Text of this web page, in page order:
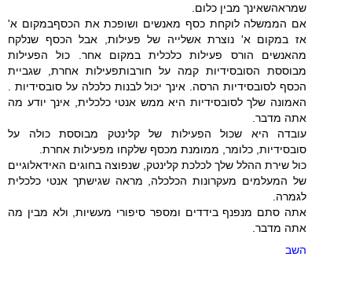
שמראהשאינך מבין כלום.
אם הממשלה לוקחת כסף מאנשים ושופכת את הכסףבמקום א'
אז במקום א' נוצרת אשלייה של פעילות, אבל הכסף שנלקח
מהאנשים הורס פעילות כלכלית במקום אחר. כול הפעילות
מבוססת הסובסידיות קמה על חורבותפעילות אחרת, שגביית
הכסף לסובסידיות הרסה. אינך יכול לבנות כלכלה על סובסידיות .
האמונה שלך לסובסידיות היא ממש אנטי כלכלית, אינך יודע מה
אתה מדבר.
עובדה היא שכול הפעילות של קלינטק מבוססת כולה על
סובסידיות, כלומר, ממומנת מכסף שלקחו מפעילות אחרת.
כול שירת ההלל שלך לכלכת קלינטק, שנפוצה בחוגים האידאלוגיים
של המעלמים מעקרונות הכלכלה, מראה שגישתך אנטי כלכלית
לגמרה.
אתה סתם מנפנף בידדים ומספר סיפורי מעשיות, ולא מבין מה
אתה מדבר.
השב